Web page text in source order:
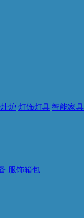
炉 灯饰灯具 智能家具
服饰箱包